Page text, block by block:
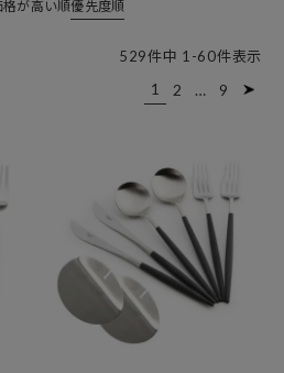
格が高い順優先度順
529件中 1-60件表示
1 2 … 9